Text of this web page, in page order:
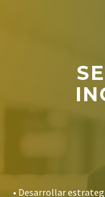
• Desarrollar